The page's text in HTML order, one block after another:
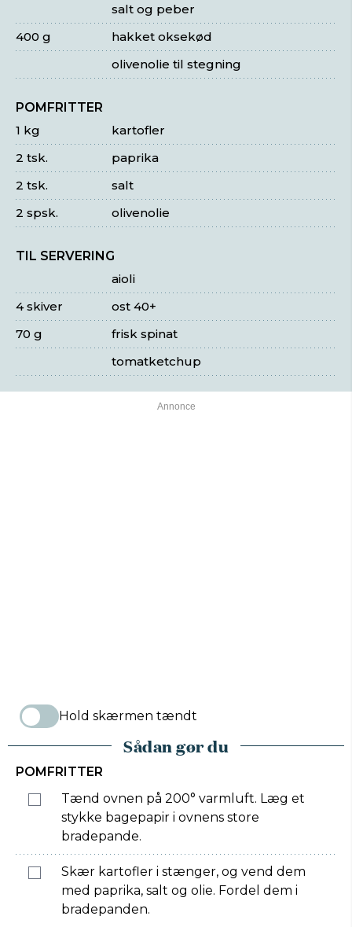
salt og peber
hakket oksekød
400 g
olivenolie til stegning
POMFRITTER
kartofler
1 kg
paprika
2 tsk.
salt
2 tsk.
olivenolie
2 spsk.
TIL SERVERING
aioli
ost 40+
4 skiver
frisk spinat
70 g
tomatketchup
Hold skærmen tændt
Sådan gør du
POMFRITTER
Tænd ovnen på 200° varmluft. Læg et
stykke bagepapir i ovnens store
bradepande.
Skær kartofler i stænger, og vend dem
med paprika, salt og olie. Fordel dem i
bradepanden.